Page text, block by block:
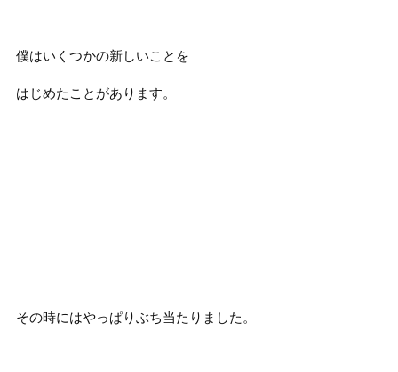
僕はいくつかの新しいことを
はじめたことがあります。
その時にはやっぱりぶち当たりました。